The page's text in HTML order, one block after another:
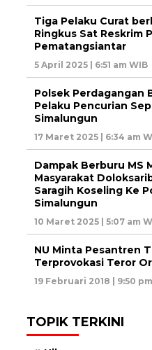
Tiga Pelaku Curat
Ringkus Sat Reskrim
Pematangsiantar
5 April 2025 | 6:51 am WIB
Polsek Perdagangan
Pelaku Pencurian
Simalungun
17 Maret 2025 | 6:34 am
Dampak Berburu MS
Masyarakat
Saragih Koseling Ke
Simalungun
10 Maret 2025 | 5:07 am
NU Minta Pesantren
Terprovokasi Teror
19 Februari 2018 | 9:50
TOPIK TERKINI